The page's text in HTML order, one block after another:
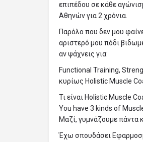
επιπέδου σε κάθε
Αθηνών για 2 χρόνια.
Παρόλο που δεν μου
αριστερό μου πόδι
αν ψάχνεις για:
Functional Training,
κυρίως Holistic Muscle
Τι είναι Holistic Muscle
You have 3 kinds of
Μαζί, γυμνάζουμε πάντα
Έχω σπουδάσει